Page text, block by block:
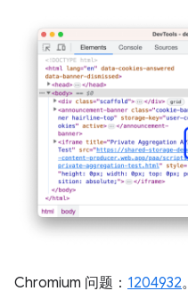
Chromium 问题： 1204932。